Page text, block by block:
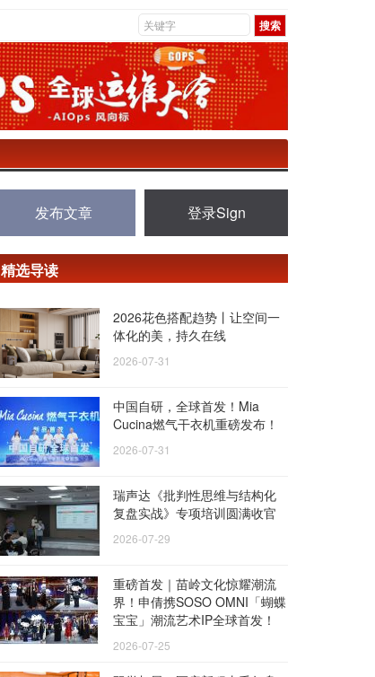
发布文章 登录Sign
精选导读
2026花色搭配趋势丨让空间一
体化的美，持久在线
2026-07-31
中国自研，全球首发！Mia
Cucina燃气干衣机重磅发布！
2026-07-31
瑞声达《批判性思维与结构化
复盘实战》专项培训圆满收官
2026-07-29
重磅首发｜苗岭文化惊耀潮流
界！申倩携SOSO OMNI「蝴蝶
宝宝」潮流艺术IP全球首发！
2026-07-25